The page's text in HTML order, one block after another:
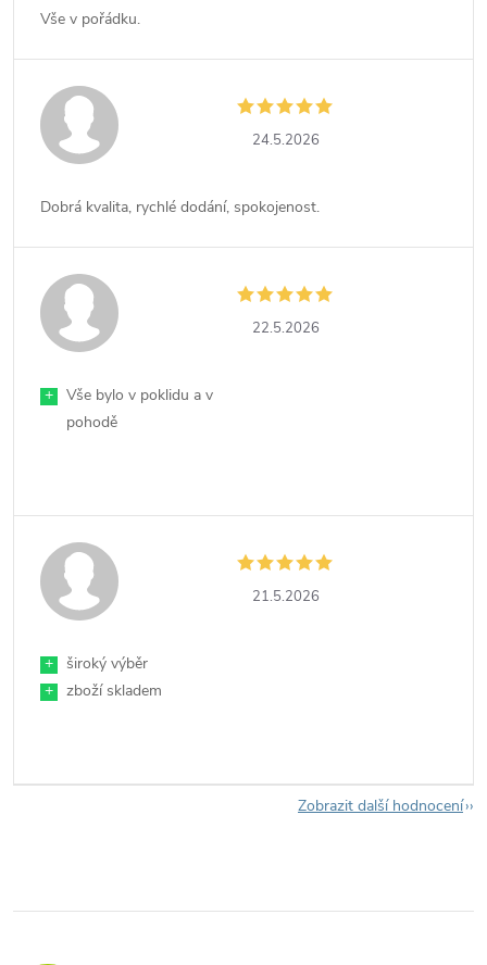
Vše v pořádku.
24.5.2026
Dobrá kvalita, rychlé dodání, spokojenost.
22.5.2026
+
Vše bylo v poklidu a v
pohodě
21.5.2026
+
široký výběr
+
zboží skladem
Zobrazit další hodnocení